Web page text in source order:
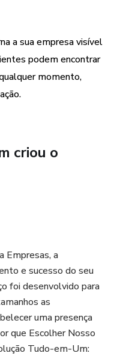
Gratuita:
Comece a atrair
contato conosco
como podemos
seus negócios
a sua empresa visível
podem encontrar
momento,
criou o
Empresas, a
e sucesso do seu
foi desenvolvido para
as
uma presença
que Escolher Nosso
Tudo-em-Um: